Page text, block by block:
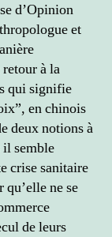
d’Opinion
et
à la
qui signifie
en chinois
deux notions à
il semble
crise sanitaire
ne se
de leurs